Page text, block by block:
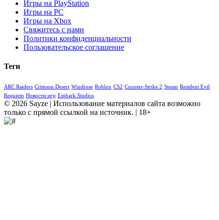
Игры на PlayStation
Игры на PC
Игры на Xbox
Свяжитесь с нами
Политики конфиденциальности
Пользовательское соглашение
Теги
ARC Raiders Crimson Desert Windrose Roblox CS2 Counter-Strike 2 Steam Resident Evil
Requiem Новости игр Embark Studios
© 2026 Sayze | Использование материалов сайта возможно
только с прямой ссылкой на источник. | 18+